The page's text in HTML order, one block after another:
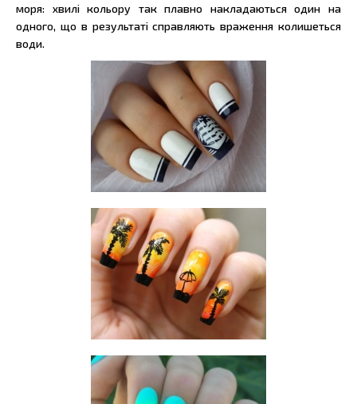
моря: хвилі кольору так плавно накладаються один на
одного, що в результаті справляють враження колишеться
води.